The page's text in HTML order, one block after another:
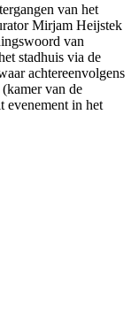
van het
Mirjam Heijstek
van
stadhuis via de
achtereenvolgens
van de
evenement in het